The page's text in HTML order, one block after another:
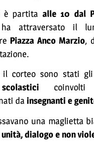
è partita alle 10 dal
attraversato il
Piazza Anco Marzio,
corteo sono stati gli
coinvolti
dainsegnanti e
una maglietta
unità, dialogo e non